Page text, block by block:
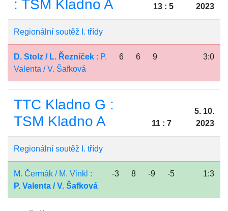
: TSM Kladno A
13 : 5
2023
Regionální soutěž I. třídy
D. Stolz / L. Řezníček : P.
Valenta / V. Šafková
6 6 9 3:0
TTC Kladno G :
TSM Kladno A
11 : 7
5. 10.
2023
Regionální soutěž I. třídy
M. Čermák / M. Vinkl :
P. Valenta / V. Šafková
-3 8 -9 -5 1:3